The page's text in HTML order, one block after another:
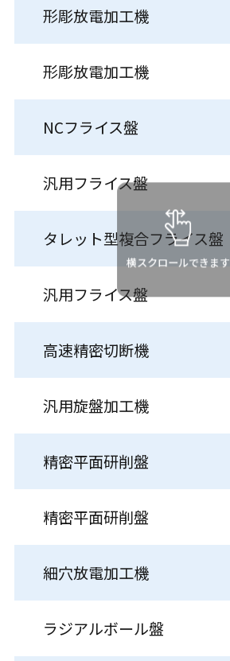
横スクロールできます
形彫放電加工機
形彫放電加工機
NCフライス盤
汎用フライス盤
タレット型複合フライス盤
汎用フライス盤
高速精密切断機
汎用旋盤加工機
精密平面研削盤
精密平面研削盤
細穴放電加工機
ラジアルボール盤